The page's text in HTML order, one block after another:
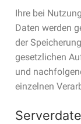
Ihre bei
Daten werden
der
gesetzlichen
und
einzelnen